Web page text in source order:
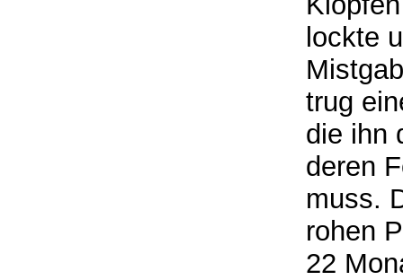
lockte
trug
die ihn
deren
muss.
rohen
22